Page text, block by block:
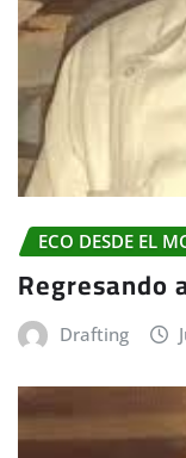
ECO DESDE EL
Regresando
Drafting